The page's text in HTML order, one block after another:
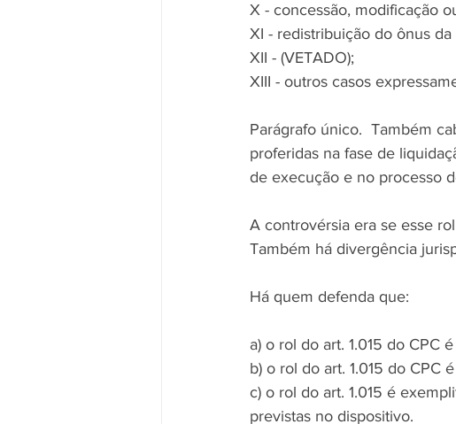
X - concessão, modificação
XI - redistribuição do ônus
XII - (VETADO);
XIII - outros casos
Parágrafo único.  Também
proferidas na fase de
de execução e no processo
A controvérsia era se esse
Também há divergência
Há quem defenda que:
a) o rol do art. 1.015 do CPC
b) o rol do art. 1.015 do CPC
c) o rol do art. 1.015 é
previstas no dispositivo.